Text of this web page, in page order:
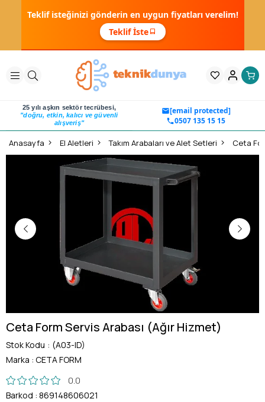
Teklif isteğinizi gönderin en uygun fiyatları verelim!
Teklif İste
25 yılı aşkın sektör tecrübesi,
"doğru, etkin, kalıcı ve güvenli
alışveriş"
[email protected]
0507 135 15 15
Anasayfa El Aletleri Takım Arabaları ve Alet Setleri Ceta
Ceta Form Servis Arabası (Ağır Hizmet)
Stok Kodu
(A03-ID)
Marka : CETA FORM
0.0
Barkod : 869148606021